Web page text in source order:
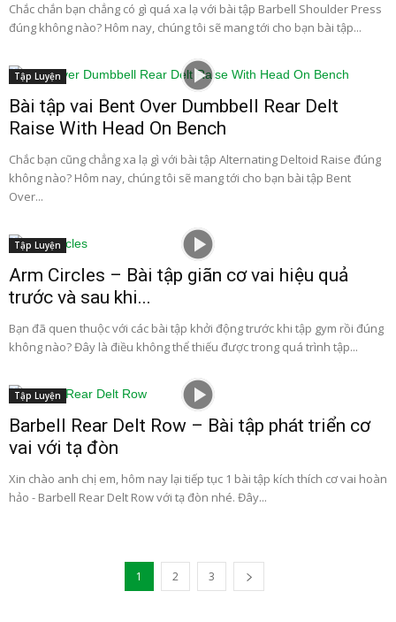
Chắc chắn bạn chẳng có gì quá xa lạ với bài tập Barbell Shoulder Press
đúng không nào? Hôm nay, chúng tôi sẽ mang tới cho bạn bài tập...
Tập Luyện
Bài tập vai Bent Over Dumbbell Rear Delt
Raise With Head On Bench
Chắc bạn cũng chẳng xa lạ gì với bài tập Alternating Deltoid Raise đúng
không nào? Hôm nay, chúng tôi sẽ mang tới cho bạn bài tập Bent
Over...
Tập Luyện
Arm Circles – Bài tập giãn cơ vai hiệu quả
trước và sau khi...
Bạn đã quen thuộc với các bài tập khởi động trước khi tập gym rồi đúng
không nào? Đây là điều không thể thiếu được trong quá trình tập...
Tập Luyện
Barbell Rear Delt Row – Bài tập phát triển cơ
vai với tạ đòn
Xin chào anh chị em, hôm nay lại tiếp tục 1 bài tập kích thích cơ vai hoàn
hảo - Barbell Rear Delt Row với tạ đòn nhé. Đây...
1 2 3